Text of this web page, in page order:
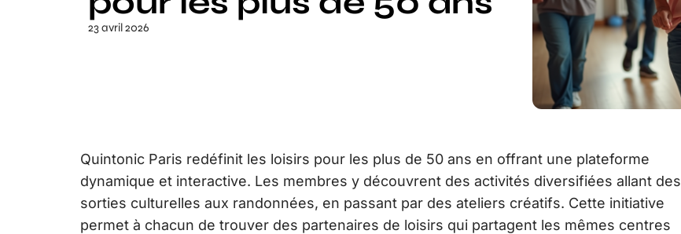
23 avril 2026
Quintonic Paris redéfinit les loisirs pour les plus de 50 ans en offrant une plateforme
dynamique et interactive. Les membres y découvrent des activités diversifiées allant des
sorties culturelles aux randonnées, en passant par des ateliers créatifs. Cette initiative
permet à chacun de trouver des partenaires de loisirs qui partagent les mêmes centres